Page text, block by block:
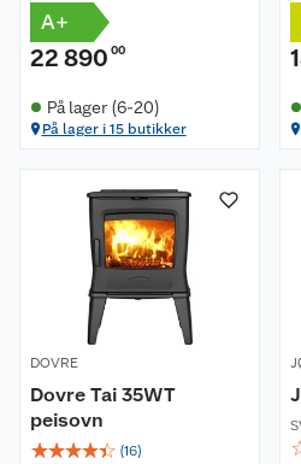
A+
22 890 00
På lager (6-20)
På lager i 15 butikker
DOVRE
Dovre Tai 35WT
peisovn
☆☆☆☆☆ (16)